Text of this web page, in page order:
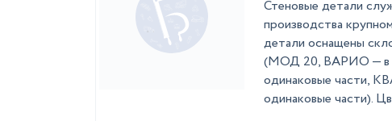
Стеновые детали
производства
детали оснащены
(МОД 20, ВАРИО — в
одинаковые части,
одинаковые части).